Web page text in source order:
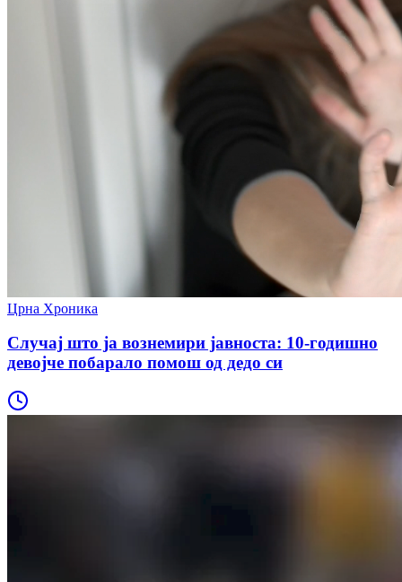
Црна Хроника
Случај што ја вознемири јавноста: 10-годишно
девојче побарало помош од дедо си